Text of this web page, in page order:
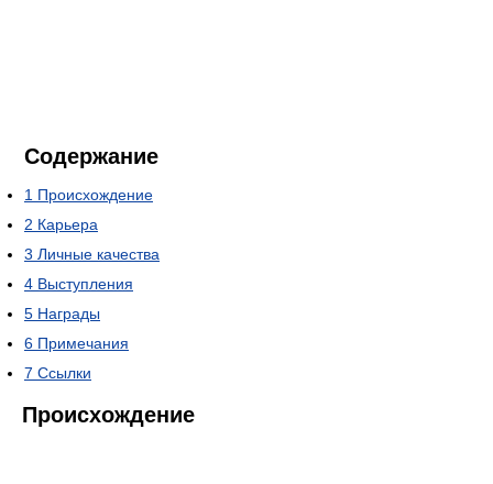
Содержание
1 Происхождение
2 Карьера
3 Личные качества
4 Выступления
5 Награды
6 Примечания
7 Ссылки
Происхождение